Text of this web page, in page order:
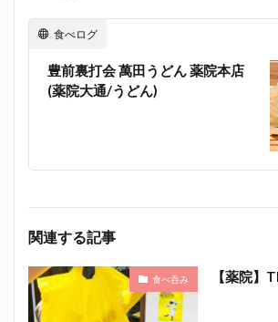
食べログ
豊前裏打会 萬田うどん 薬院本店
(薬院大通/うどん)
関連する記事
食べ呑み 【薬院】